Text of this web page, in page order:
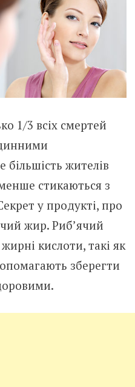
1/3 всіх смертей
жителів
стикаються з
у продукті, про
жир. Риб’ячий
кислоти, такі як
зберегти